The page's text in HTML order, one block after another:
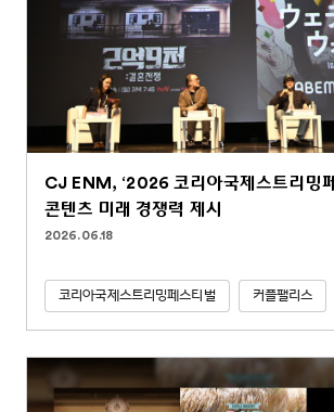
CJ ENM, ‘2026 코리아국제스트리밍
콘텐츠 미래 경쟁력 제시
2026.06.18
코리아국제스트리밍페스티벌 커플팰리스